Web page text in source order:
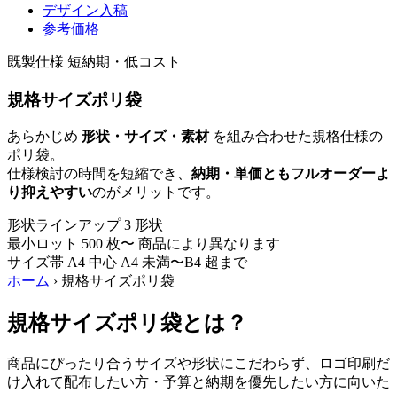
デザイン入稿
参考価格
既製仕様 短納期・低コスト
規格サイズポリ袋
あらかじめ 形状・サイズ・素材を組み合わせた規格仕様の
ポリ袋。
仕様検討の時間を短縮でき、 納期・単価ともフルオーダーよ
り抑えやすいのがメリットです。
形状ラインアップ 3 形状
最小ロット 500 枚〜 商品により異なります
サイズ帯 A4 中心 A4 未満〜B4 超まで
ホーム › 規格サイズポリ袋
規格サイズポリ袋とは？
商品にぴったり合うサイズや形状にこだわらず、ロゴ印刷だ
け入れて配布したい方・予算と納期を優先したい方に向いた